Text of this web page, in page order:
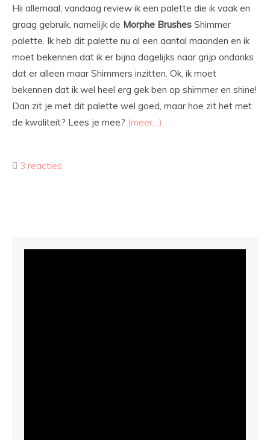
Hii allemaal, vandaag review ik een palette die ik vaak en
graag gebruik, namelijk de Morphe Brushes Shimmer
palette. Ik heb dit palette nu al een aantal maanden en ik
moet bekennen dat ik er bijna dagelijks naar grijp ondanks
dat er alleen maar Shimmers inzitten. Ok, ik moet
bekennen dat ik wel heel erg gek ben op shimmer en shine!
Dan zit je met dit palette wel goed, maar hoe zit het met
de kwaliteit? Lees je mee? (meer…)
3 reacties